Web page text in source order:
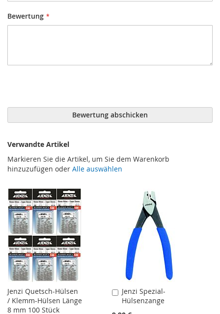
Bewertung
Bewertung abschicken
Verwandte Artikel
Markieren Sie die Artikel, um Sie dem Warenkorb
hinzuzufügen oder Alle auswählen
Jenzi Quetsch-Hülsen
/ Klemm-Hülsen Länge
8 mm 100 Stück
Jenzi Spezial-
Hülsenzange
In
den
Warenkorb